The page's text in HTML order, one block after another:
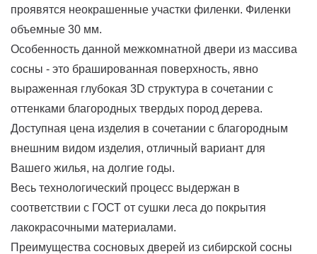
проявятся неокрашенные участки филенки. Филенки
объемные 30 мм.
Особенность данной межкомнатной двери из массива
сосны - это брашированная поверхность, явно
выраженная глубокая 3D структура в сочетании с
оттенками благородных твердых пород дерева.
Доступная цена изделия в сочетании с благородным
внешним видом изделия, отличный вариант для
Вашего жилья, на долгие годы.
Весь технологический процесс выдержан в
соответствии с ГОСТ от сушки леса до покрытия
лакокрасочными материалами.
Преимущества сосновых дверей из сибирской сосны